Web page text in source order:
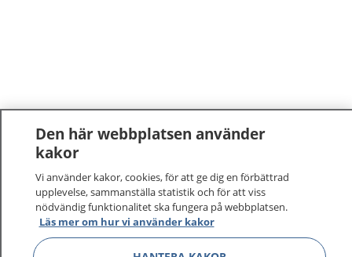
Den här webbplatsen använder
kakor
Vi använder kakor, cookies, för att ge dig en förbättrad
upplevelse, sammanställa statistik och för att viss
nödvändig funktionalitet ska fungera på webbplatsen.
Läs mer om hur vi använder kakor